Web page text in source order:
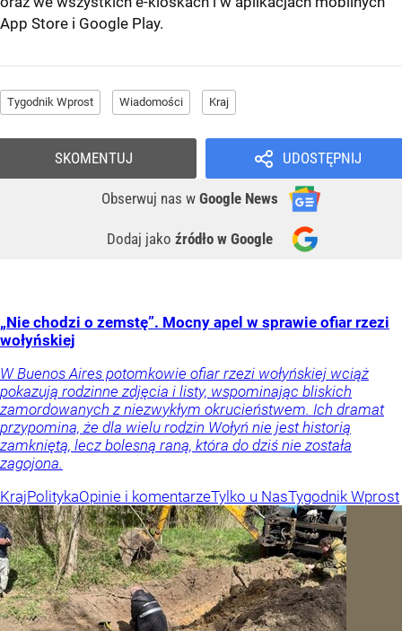
App Store i Google Play.
Tygodnik Wprost Wiadomości Kraj
UDOSTĘPNIJ
Obserwuj nas w Google News
Dodaj jako źródło w Google
SKOMENTUJ
„Nie chodzi o zemstę”. Mocny apel w sprawie ofiar rzezi
wołyńskiej
W Buenos Aires potomkowie ofiar rzezi wołyńskiej wciąż
pokazują rodzinne zdjęcia i listy, wspominając bliskich
zamordowanych z niezwykłym okrucieństwem. Ich dramat
przypomina, że dla wielu rodzin Wołyń nie jest historią
zamkniętą, lecz bolesną raną, która do dziś nie została
zagojona.
KrajPolitykaOpinie i komentarzeTylko u NasTygodnik Wprost